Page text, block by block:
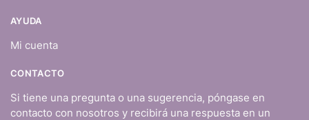
AYUDA
Mi cuenta
CONTACTO
Si tiene una pregunta o una sugerencia, póngase en
contacto con nosotros y recibirá una respuesta en un